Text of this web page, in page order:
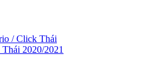
/ Click Thái
2020/2021